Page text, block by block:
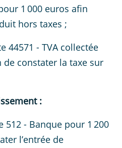
1 000 euros afin
hors taxes ;
44571 - TVA collectée
constater la taxe sur
:
512 - Banque pour 1 200
l’entrée de